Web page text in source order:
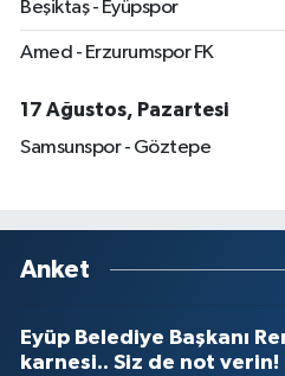
Beşiktaş - Eyüpspor
Amed - Erzurumspor FK
17 Ağustos, Pazartesi
Samsunspor - Göztepe
Anket
Eyüp Belediye Başkanı
karnesi.. Siz de not verin!